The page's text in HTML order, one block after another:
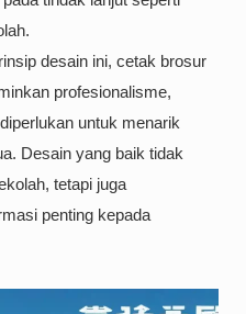
desain ini, cetak brosur
profesionalisme,
untuk menarik
Desain yang baik tidak
tetapi juga
penting kepada